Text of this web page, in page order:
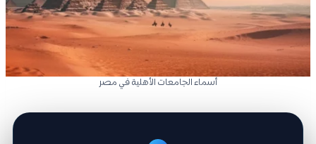
أسماء الجامعات الأهلية في مصر